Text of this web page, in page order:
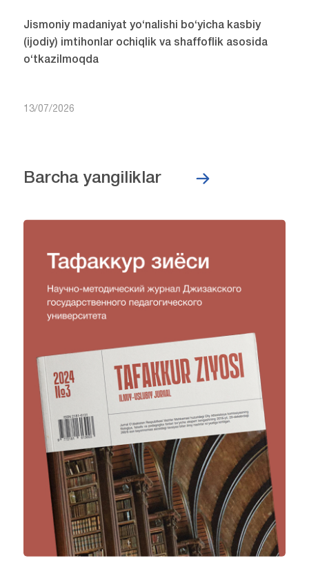
Jismoniy madaniyat yo‘nalishi bo‘yicha kasbiy
(ijodiy) imtihonlar ochiqlik va shaffoflik asosida
o‘tkazilmoqda
13/07/2026
Barcha yangiliklar